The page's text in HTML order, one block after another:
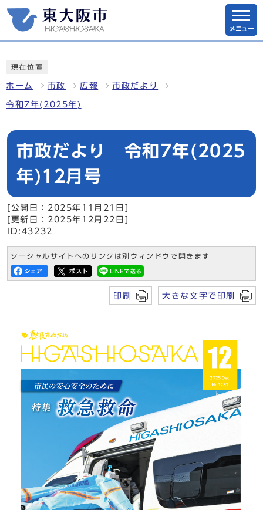
メニュー
現在位置
ホーム 市政 広報 市政だより
令和7年(2025年)
市政だより 令和7年(2025
年)12月号
[公開日：2025年11月21日]
[更新日：2025年12月22日]
ID:43232
ソーシャルサイトへのリンクは別ウィンドウで開きます
印刷 大きな文字で印刷